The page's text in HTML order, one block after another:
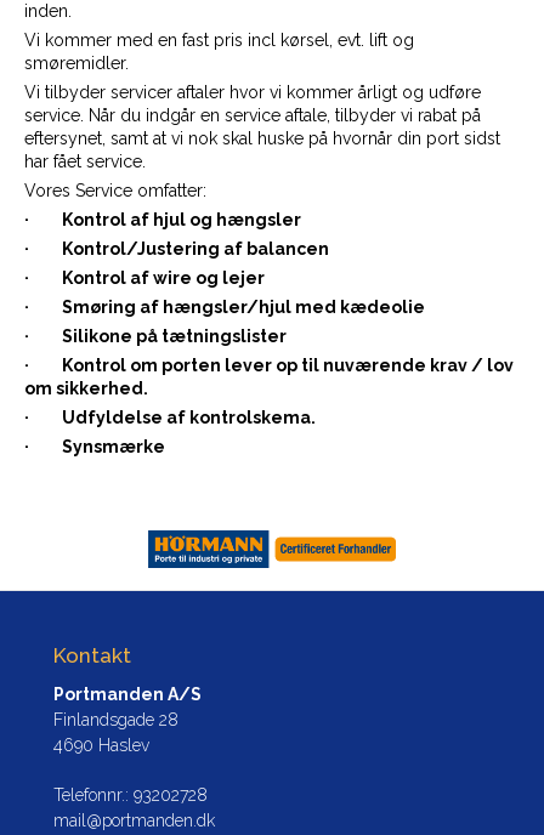
inden.
Vi kommer med en fast pris incl kørsel, evt. lift og
smøremidler.
Vi tilbyder servicer aftaler hvor vi kommer årligt og udføre
service. Når du indgår en service aftale, tilbyder vi rabat på
eftersynet, samt at vi nok skal huske på hvornår din port sidst
har fået service.
Vores Service omfatter:
· Kontrol af hjul og hængsler
· Kontrol/Justering af balancen
· Kontrol af wire og lejer
· Smøring af hængsler/hjul med kædeolie
· Silikone på tætningslister
· Kontrol om porten lever op til nuværende krav / lov
om sikkerhed.
· Udfyldelse af kontrolskema.
· Synsmærke
Kontakt
Portmanden A/S
Finlandsgade 28
4690 Haslev
Telefonnr.: 93202728
mail@portmanden.dk